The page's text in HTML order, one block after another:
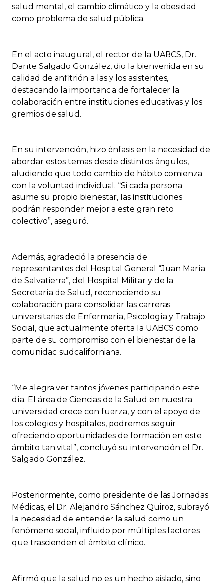
salud mental, el cambio climático y la obesidad
como problema de salud pública.
En el acto inaugural, el rector de la UABCS, Dr.
Dante Salgado González, dio la bienvenida en su
calidad de anfitrión a las y los asistentes,
destacando la importancia de fortalecer la
colaboración entre instituciones educativas y los
gremios de salud.
En su intervención, hizo énfasis en la necesidad de
abordar estos temas desde distintos ángulos,
aludiendo que todo cambio de hábito comienza
con la voluntad individual. “Si cada persona
asume su propio bienestar, las instituciones
podrán responder mejor a este gran reto
colectivo”, aseguró.
Además, agradeció la presencia de
representantes del Hospital General “Juan María
de Salvatierra”, del Hospital Militar y de la
Secretaría de Salud, reconociendo su
colaboración para consolidar las carreras
universitarias de Enfermería, Psicología y Trabajo
Social, que actualmente oferta la UABCS como
parte de su compromiso con el bienestar de la
comunidad sudcaliforniana.
“Me alegra ver tantos jóvenes participando este
día. El área de Ciencias de la Salud en nuestra
universidad crece con fuerza, y con el apoyo de
los colegios y hospitales, podremos seguir
ofreciendo oportunidades de formación en este
ámbito tan vital”, concluyó su intervención el Dr.
Salgado González.
Posteriormente, como presidente de las Jornadas
Médicas, el Dr. Alejandro Sánchez Quiroz, subrayó
la necesidad de entender la salud como un
fenómeno social, influido por múltiples factores
que trascienden el ámbito clínico.
Afirmó que la salud no es un hecho aislado, sino